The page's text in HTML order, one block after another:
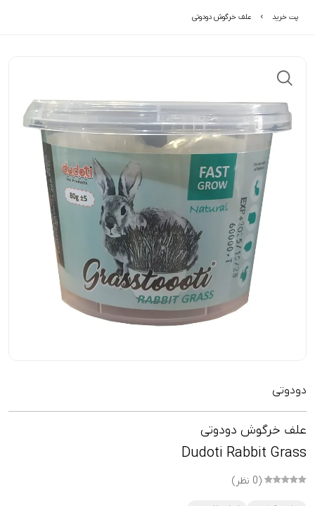
پت خرید علف خرگوش دودوتی
دودوتی
علف خرگوش دودوتی
Dudoti Rabbit Grass
(0 نظر)